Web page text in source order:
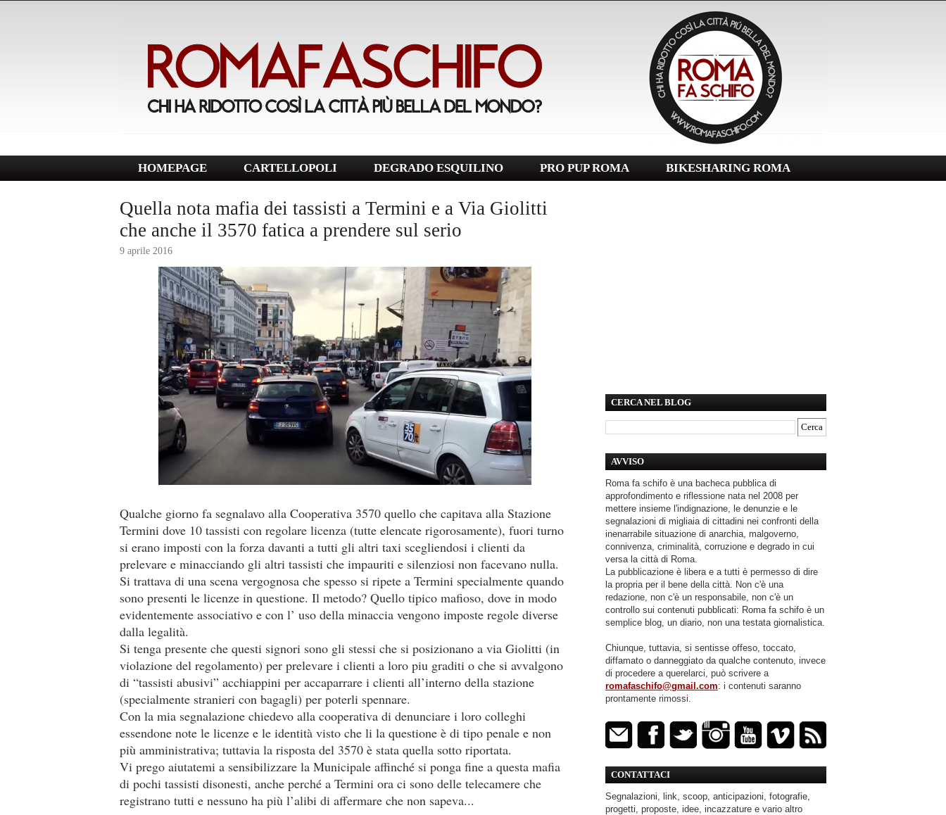
HOMEPAGE CARTELLOPOLI DEGRADO ESQUILINO PRO PUP ROMA BIKESHARING ROMA
Quella nota mafia dei tassisti a Termini e a Via Giolitti
che anche il 3570 fatica a prendere sul serio
9 aprile 2016
Qualche giorno fa segnalavo alla Cooperativa 3570 quello che capitava alla Stazione
Termini dove 10 tassisti con regolare licenza (tutte elencate rigorosamente), fuori turno
si erano imposti con la forza davanti a tutti gli altri taxi scegliendosi i clienti da
prelevare e minacciando gli altri tassisti che impauriti e silenziosi non facevano nulla.
Si trattava di una scena vergognosa che spesso si ripete a Termini specialmente quando
sono presenti le licenze in questione. Il metodo? Quello tipico mafioso, dove in modo
evidentemente associativo e con l’ uso della minaccia vengono imposte regole diverse
dalla legalità.
Si tenga presente che questi signori sono gli stessi che si posizionano a via Giolitti (in
violazione del regolamento) per prelevare i clienti a loro piu graditi o che si avvalgono
di “tassisti abusivi” acchiappini per accaparrare i clienti all’interno della stazione
(specialmente stranieri con bagagli) per poterli spennare.
Con la mia segnalazione chiedevo alla cooperativa di denunciare i loro colleghi
essendone note le licenze e le identità visto che li la questione è di tipo penale e non
più amministrativa; tuttavia la risposta del 3570 è stata quella sotto riportata.
Vi prego aiutatemi a sensibilizzare la Municipale affinché si ponga fine a questa mafia
di pochi tassisti disonesti, anche perché a Termini ora ci sono delle telecamere che
registrano tutti e nessuno ha più l’alibi di affermare che non sapeva...
CERCA NEL BLOG
AVVISO
Roma fa schifo è una bacheca pubblica di
approfondimento e riflessione nata nel 2008 per
mettere insieme l'indignazione, le denunzie e le
segnalazioni di migliaia di cittadini nei confronti della
inenarrabile situazione di anarchia, malgoverno,
connivenza, criminalità, corruzione e degrado in cui
versa la città di Roma.
La pubblicazione è libera e a tutti è permesso di dire
la propria per il bene della città. Non c'è una
redazione, non c'è un responsabile, non c'è un
controllo sui contenuti pubblicati: Roma fa schifo è un
semplice blog, un diario, non una testata giornalistica.
Chiunque, tuttavia, si sentisse offeso, toccato,
diffamato o danneggiato da qualche contenuto, invece
di procedere a querelarci, può scrivere a
romafaschifo@gmail.com: i contenuti saranno
prontamente rimossi.
CONTATTACI
Segnalazioni, link, scoop, anticipazioni, fotografie,
progetti, proposte, idee, incazzature e vario altro